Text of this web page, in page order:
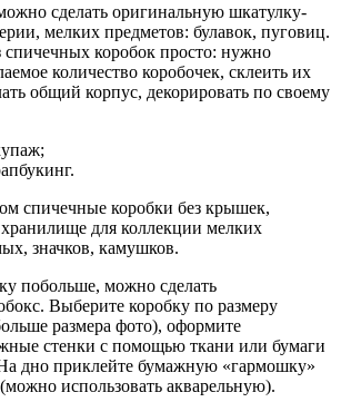
сделать оригинальную шкатулку-
мелких предметов: булавок, пуговиц.
спичечных коробок просто: нужно
количество коробочек, склеить их
общий корпус, декорировать по своему
спичечные коробки без крышек,
для коллекции мелких
значков, камушков.
побольше, можно сделать
Выберите коробку по размеру
размера фото), оформите
стенки с помощью ткани или бумаги
дно приклейте бумажную «гармошку»
использовать акварельную).